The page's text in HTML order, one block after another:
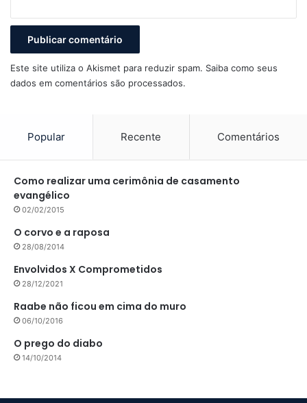
Este site utiliza o Akismet para reduzir spam. Saiba como seus
dados em comentários são processados.
Popular Recente Comentários
Como realizar uma cerimônia de casamento
evangélico
02/02/2015
O corvo e a raposa
28/08/2014
Envolvidos X Comprometidos
28/12/2021
Raabe não ficou em cima do muro
06/10/2016
O prego do diabo
14/10/2014